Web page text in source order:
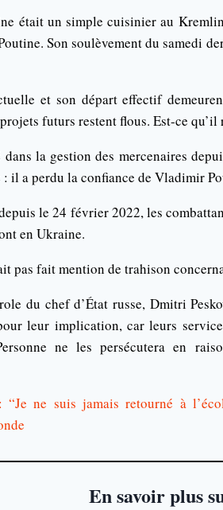
était un simple cuisinier au
Son soulèvement du samedi
et son départ effectif
futurs restent flous. Est-ce qu’il
la gestion des mercenaires
: il a perdu la confiance de Vladimir
le 24 février 2022, les
en Ukraine.
pas fait mention de trahison
du chef d’État russe, Dmitri
leur implication, car leurs
ne les persécutera en
“Je ne suis jamais retourné à
En savoir plus